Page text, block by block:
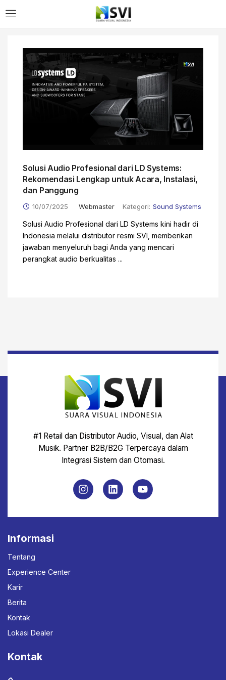
Enter your username and password to login.
Login
Solusi Audio Profesional dari LD Systems:
Rekomendasi Lengkap untuk Acara, Instalasi,
dan Panggung
10/07/2025 Webmaster Kategori: Sound Systems
Solusi Audio Profesional dari LD Systems kini hadir di
Indonesia melalui distributor resmi SVI, memberikan
jawaban menyeluruh bagi Anda yang mencari
perangkat audio berkualitas ...
#1 Retail dan Distributor Audio, Visual, dan Alat
Musik. Partner B2B/B2G Terpercaya dalam
Integrasi Sistem dan Otomasi.
Informasi
Tentang
Experience Center
Karir
Berita
Kontak
Lokasi Dealer
Kontak